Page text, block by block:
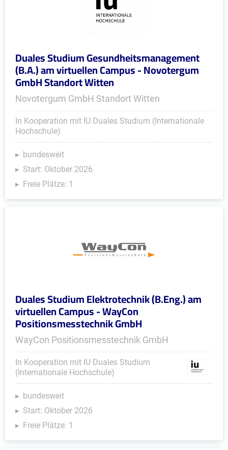
Duales Studium Gesundheitsmanagement
(B.A.) am virtuellen Campus - Novotergum
GmbH Standort Witten
Novotergum GmbH Standort Witten
In Kooperation mit IU Duales Studium (Internationale
Hochschule)
bundesweit
Start: Oktober 2026
Freie Plätze: 1
Duales Studium Elektrotechnik (B.Eng.) am
virtuellen Campus - WayCon
Positionsmesstechnik GmbH
WayCon Positionsmesstechnik GmbH
In Kooperation mit IU Duales Studium
(Internationale Hochschule)
bundesweit
Start: Oktober 2026
Freie Plätze: 1